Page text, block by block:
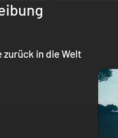
zurück in die Welt